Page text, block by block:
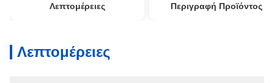
Λεπτομέρειες Περιγραφή Προϊόντος
Λεπτομέρειες